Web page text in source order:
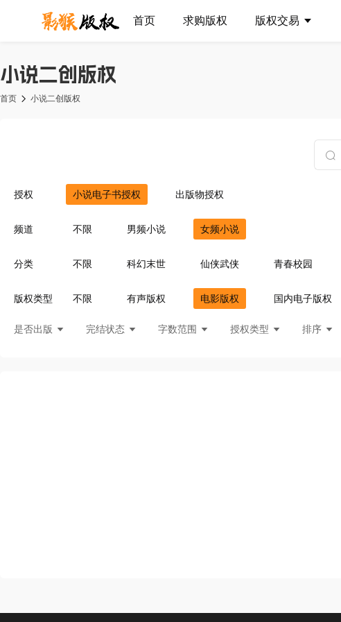
首页 求购版权 版权交易
小说二创版权
首页 小说二创版权
授权 小说电子书授权 出版物授权
频道 不限 男频小说 女频小说
分类 不限 科幻末世 仙侠武侠 青春校园
灵异惊悚
耽美百合 青梅竹马 菁菁校园
灵异言情
悬疑灵异 现言刑侦 都市悬疑
版权类型 不限 有声版权 电影版权 国内电子版权
是否出版 完结状态 字数范围 授权类型 排序